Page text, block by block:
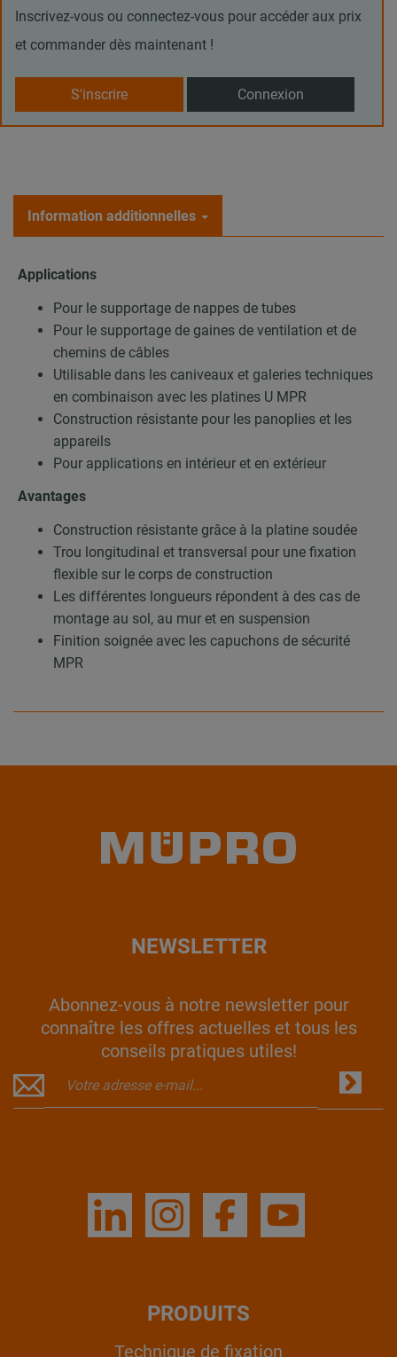
Inscrivez-vous ou connectez-vous pour accéder aux prix
et commander dès maintenant !
S'inscrire Connexion
Information additionnelles
Applications
Pour le supportage de nappes de tubes
Pour le supportage de gaines de ventilation et de
chemins de câbles
Utilisable dans les caniveaux et galeries techniques
en combinaison avec les platines U MPR
Construction résistante pour les panoplies et les
appareils
Pour applications en intérieur et en extérieur
Avantages
Construction résistante grâce à la platine soudée
Trou longitudinal et transversal pour une fixation
flexible sur le corps de construction
Les différentes longueurs répondent à des cas de
montage au sol, au mur et en suspension
Finition soignée avec les capuchons de sécurité
MPR
NEWSLETTER
Abonnez-vous à notre newsletter pour
connaître les offres actuelles et tous les
conseils pratiques utiles!
PRODUITS
Technique de fixation